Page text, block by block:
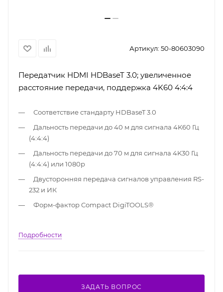
Артикул: 50-80603090
Передатчик HDMI HDBaseT 3.0; увеличенное
расстояние передачи, поддержка 4K60 4:4:4
Соответствие стандарту HDBaseT 3.0
Дальность передачи до 40 м для сигнала 4K60 Гц
(4:4:4)
Дальность передачи до 70 м для сигнала 4K30 Гц
(4:4:4) или 1080р
Двусторонняя передача сигналов управления RS-
232 и ИК
Форм-фактор Compact DigiTOOLS®
Подробности
ЗАДАТЬ ВОПРОС